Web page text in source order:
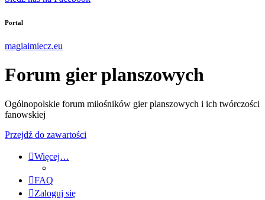
Portal
magiaimiecz.eu
Forum gier planszowych
Ogólnopolskie forum miłośników gier planszowych i ich twórczości
fanowskiej
Przejdź do zawartości
Więcej…
FAQ
Zaloguj się